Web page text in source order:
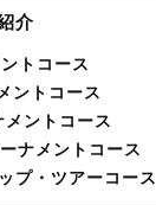
介
トコース
ントコース
ントコース
ナメントコース
プ・ツアーコース